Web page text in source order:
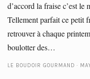
d’accord la fraise c’est
Tellement parfait ce petit
retrouver à chaque
boulotter des…
LE BOUDOIR GOURMAND